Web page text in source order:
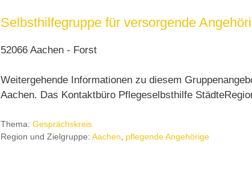
Selbsthilfegruppe für versorgende
52066 Aachen - Forst
Weitergehende Informationen zu diesem
Aachen. Das Kontaktbüro Pflegeselbsthilfe
Thema: Gesprächskreis
Region und Zielgruppe: Aachen pflegende Angehörige